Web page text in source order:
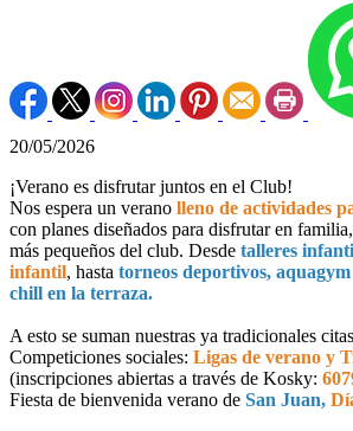
20/05/2026
¡Verano es disfrutar juntos en el Club!
Nos espera un verano lleno de actividades
con planes diseñados para disfrutar en
más pequeños del club. Desde talleres
infantil, hasta torneos deportivos, aquagym
chill en la terraza.
A esto se suman nuestras ya tradicionales
Competiciones sociales: Ligas de verano y
(inscripciones abiertas a través de Kosky:
Fiesta de bienvenida verano de San Juan,